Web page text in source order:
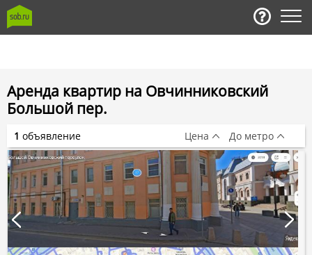
Аренда квартир на Овчинниковский
Большой пер.
1 объявление Цена До метро